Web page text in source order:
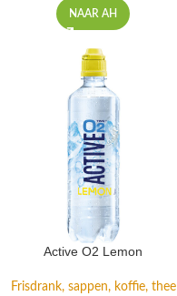
NAAR AH
Active O2 Lemon
Frisdrank, sappen, koffie, thee